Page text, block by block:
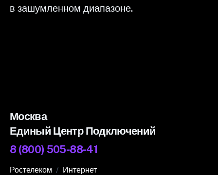
в зашумленном диапазоне.
Москва
Единый Центр Подключений
8 (800) 505-88-41
Ростелеком
Интернет